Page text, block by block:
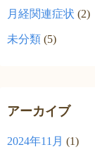
月経関連症状 (2)
未分類 (5)
アーカイブ
2024年11月 (1)